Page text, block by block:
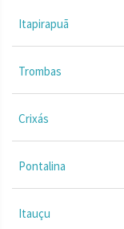
Itapirapuã
Trombas
Crixás
Pontalina
Itauçu